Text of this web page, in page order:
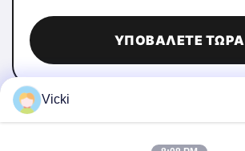
ΥΠΟΒΆΛΕΤΕ ΤΏΡΑ
Vicki